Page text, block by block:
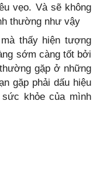
vẹo. Và sẽ không
thường như vậy
thấy hiện tượng
sớm càng tốt bởi
gặp ở những
gặp phải dấu hiệu
khỏe của mình